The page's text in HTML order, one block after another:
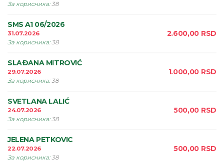
За корисника:38
SMS A1 06/2026
31.07.2026
За корисника:38
2.600,00 RSD
SLAÐANA MITROVIĆ
29.07.2026
За корисника:38
1.000,00 RSD
SVETLANA LALIĆ
24.07.2026
За корисника:38
500,00 RSD
JELENA PETKOVIC
22.07.2026
За корисника:38
500,00 RSD